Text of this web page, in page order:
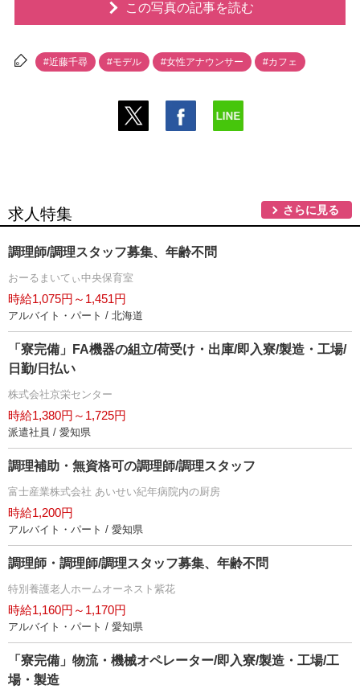
この写真の記事を読む
#近藤千尋 #モデル #女性アナウンサー #カフェ
求人特集 さらに見る
調理師/調理スタッフ募集、年齢不問
おーるまいてぃ中央保育室
時給1,075円～1,451円
アルバイト・パート / 北海道
「寮完備」FA機器の組立/荷受け・出庫/即入寮/製造・工場/
日勤/日払い
株式会社京栄センター
時給1,380円～1,725円
派遣社員 / 愛知県
調理補助・無資格可の調理師/調理スタッフ
富士産業株式会社 あいせい紀年病院内の厨房
時給1,200円
アルバイト・パート / 愛知県
調理師・調理師/調理スタッフ募集、年齢不問
特別養護老人ホームオーネスト紫花
時給1,160円～1,170円
アルバイト・パート / 愛知県
「寮完備」物流・機械オペレーター/即入寮/製造・工場/工
場・製造